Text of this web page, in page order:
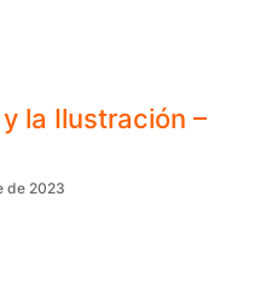
la Ilustración –
de 2023